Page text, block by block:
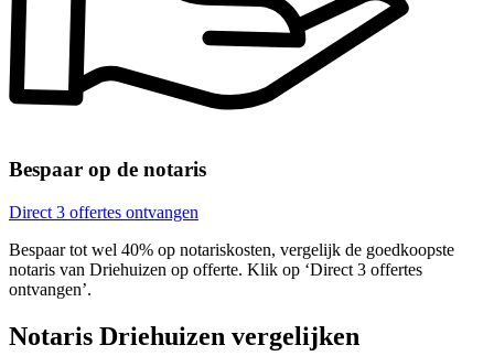
Bespaar op de notaris
Direct 3 offertes ontvangen
Bespaar tot wel 40% op notariskosten, vergelijk de goedkoopste
notaris van Driehuizen op offerte. Klik op ‘Direct 3 offertes
ontvangen’.
Notaris Driehuizen vergelijken